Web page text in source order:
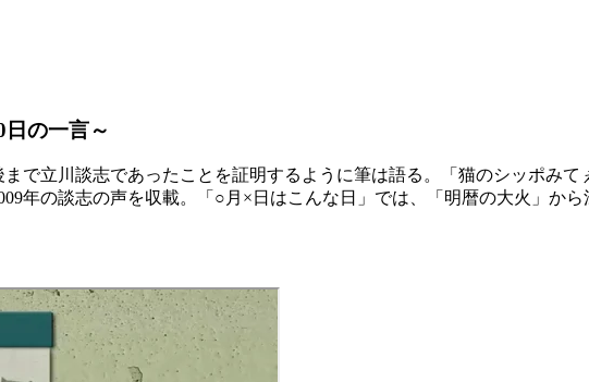
日の一言～
で立川談志であったことを証明するように筆は語る。「猫のシッポみ
年の談志の声を収載。「○月×日はこんな日」では、「明暦の大火」か